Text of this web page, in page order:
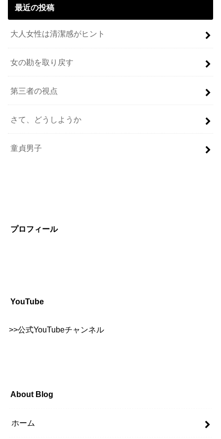
最近の投稿
大人女性は清潔感がヒント
女の勘を取り戻す
第三者の視点
さて、どうしようか
童貞男子
プロフィール
YouTube
>>公式YouTubeチャンネル
About Blog
ホーム